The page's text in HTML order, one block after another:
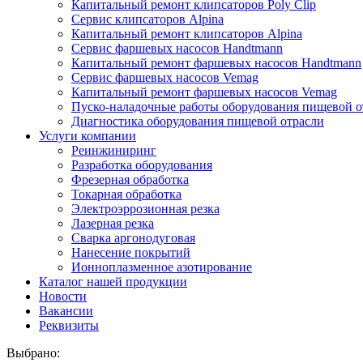
Капитальный ремонт клипсаторов Poly Clip
Сервис клипсаторов Alpina
Капитальный ремонт клипсаторов Alpina
Сервис фаршевых насосов Handtmann
Капитальный ремонт фаршевых насосов Handtmann
Сервис фаршевых насосов Vemag
Капитальный ремонт фаршевых насосов Vemag
Пуско-наладочные работы оборудования пищевой
Диагностика оборудования пищевой отрасли
Услуги компании
Реинжиниринг
Разработка оборудования
Фрезерная обработка
Токарная обработка
Электроэррозионная резка
Лазерная резка
Сварка аргонодуговая
Нанесение покрытий
Ионноплазменное азотирование
Каталог нашей продукции
Новости
Вакансии
Реквизиты
Выбрано: